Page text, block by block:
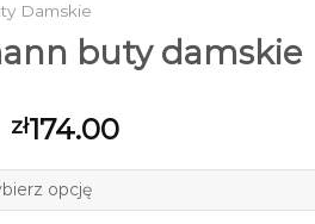
Damskie
buty damskie
zł174.00